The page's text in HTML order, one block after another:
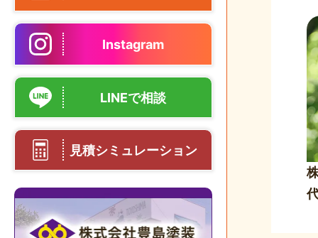
Instagram
LINEで相談
見積シミュレーション